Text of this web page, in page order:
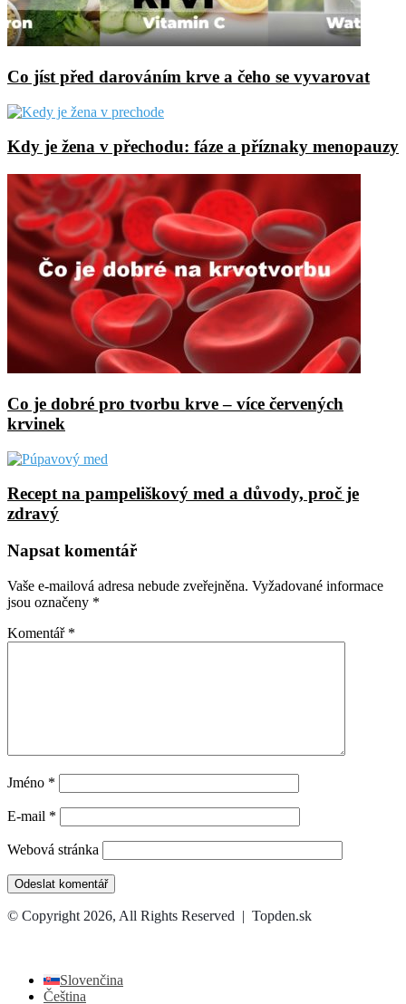
Co jíst před darováním krve a čeho se vyvarovat
Kdy je žena v přechodu: fáze a příznaky menopauzy
Co je dobré pro tvorbu krve – více červených
krvinek
Recept na pampeliškový med a důvody, proč je
zdravý
Napsat komentář
Vaše e-mailová adresa nebude zveřejněna. Vyžadované informace
jsou označeny *
Komentář *
Jméno *
E-mail *
Webová stránka
© Copyright 2026, All Rights Reserved | Topden.sk
button
Slovenčina
Čeština